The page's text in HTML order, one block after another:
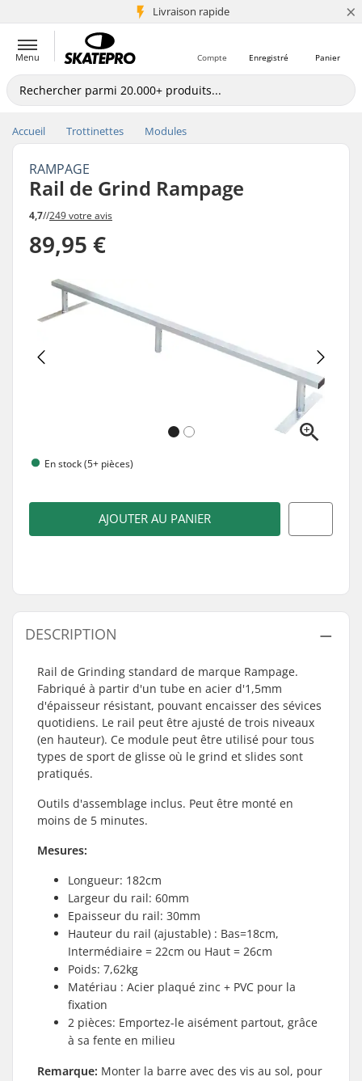
Livraison rapide
+5 mio de clients ×
Menu Panier
Enregistré
Compte
Accueil Trottinettes Modules
RAMPAGE
Rail de Grind Rampage
4,7//249 votre avis
89,95 €
En stock (5+ pièces)
AJOUTER AU PANIER
DESCRIPTION
Rail de Grinding standard de marque Rampage.
Fabriqué à partir d'un tube en acier d'1,5mm
d'épaisseur résistant, pouvant encaisser des sévices
quotidiens. Le rail peut être ajusté de trois niveaux
(en hauteur). Ce module peut être utilisé pour tous
types de sport de glisse où le grind et slides sont
pratiqués.
Outils d'assemblage inclus. Peut être monté en
moins de 5 minutes.
Mesures:
Longueur: 182cm
Largeur du rail: 60mm
Epaisseur du rail: 30mm
Hauteur du rail (ajustable) : Bas=18cm,
Intermédiaire = 22cm ou Haut = 26cm
Poids: 7,62kg
Matériau : Acier plaqué zinc + PVC pour la
fixation
2 pièces: Emportez-le aisément partout, grâce
à sa fente en milieu
Remarque: Monter la barre avec des vis au sol, pour